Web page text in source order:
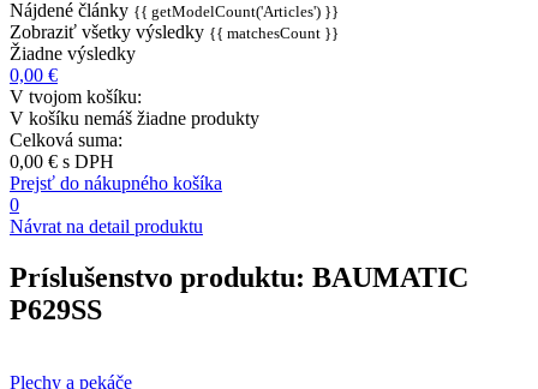
Nájdené články {{ getModelCount('Articles') }}
Zobraziť všetky výsledky {{ matchesCount }}
Žiadne výsledky
0,00 €
V tvojom košíku:
V košíku nemáš žiadne produkty
Celková suma:
0,00 € s DPH
Prejsť do nákupného košíka
0
Návrat na detail produktu
Príslušenstvo produktu: BAUMATIC
P629SS
Plechy a pekáče